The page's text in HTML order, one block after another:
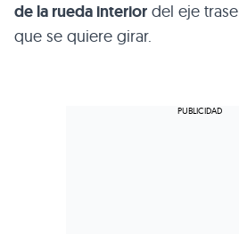
de la rueda interior del eje
que se quiere girar.